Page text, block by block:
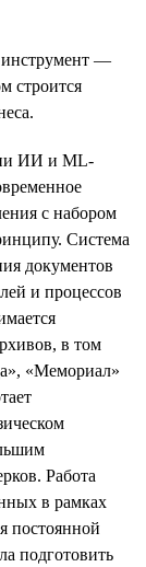
инструмент —
строится
ИИ и ML-
с набором
Система
документов
и процессов
в том
«Мемориал»
Работа
в рамках
постоянной
подготовить